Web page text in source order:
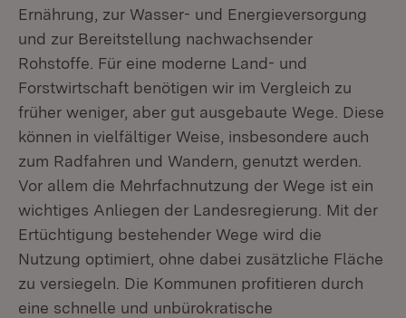
Ernährung, zur Wasser- und Energieversorgung
und zur Bereitstellung nachwachsender
Rohstoffe. Für eine moderne Land- und
Forstwirtschaft benötigen wir im Vergleich zu
früher weniger, aber gut ausgebaute Wege. Diese
können in vielfältiger Weise, insbesondere auch
zum Radfahren und Wandern, genutzt werden.
Vor allem die Mehrfachnutzung der Wege ist ein
wichtiges Anliegen der Landesregierung. Mit der
Ertüchtigung bestehender Wege wird die
Nutzung optimiert, ohne dabei zusätzliche Fläche
zu versiegeln. Die Kommunen profitieren durch
eine schnelle und unbürokratische